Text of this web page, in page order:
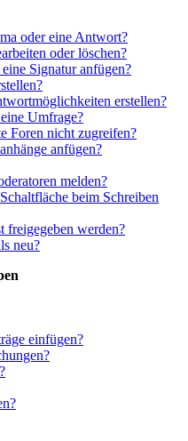
oder eine Antwort?
oder löschen?
Signatur anfügen?
erstellen?
Umfrage?
Foren nicht zugreifen?
anfügen?
melden?
beim Schreiben
freigegeben werden?
neu?
einfügen?